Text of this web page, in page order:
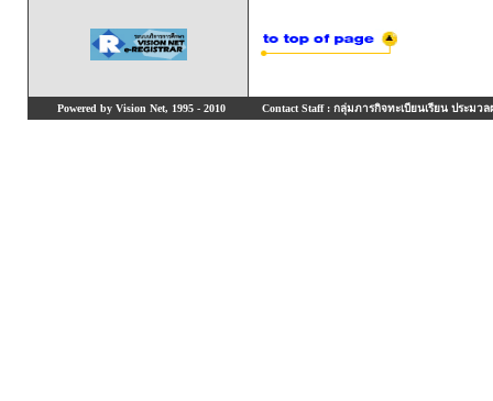
Powered by Vision Net, 1995 - 2010 Contact Staff : กลุ่มภารกิจทะเบียนเรียน ประมวล